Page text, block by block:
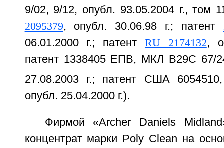
9/02, 9/12, опубл. 93.05.2004 г., том
2095379, опубл. 30.06.98 г.; патент
06.01.2000 г.; патент RU 2174132,
патент 1338405 ЕПВ, МКЛ В29С 67/
27.08.2003 г.; патент США
опубл. 25.04.2000 г.).
Фирмой «Archer Daniels
концентрат марки Poly Clean на